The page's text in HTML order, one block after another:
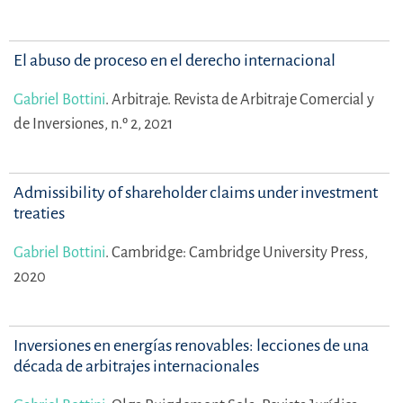
El abuso de proceso en el derecho internacional
Gabriel Bottini. Arbitraje. Revista de Arbitraje Comercial y
de Inversiones, n.º 2, 2021
Admissibility of shareholder claims under investment
treaties
Gabriel Bottini. Cambridge: Cambridge University Press,
2020
Inversiones en energías renovables: lecciones de una
década de arbitrajes internacionales